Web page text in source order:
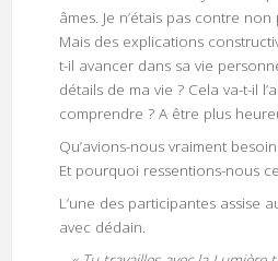
âmes. Je n’étais pas contre
Mais des explications
t-il avancer dans sa vie
détails de ma vie ? Cela va-t-il
comprendre ? A être plus
Qu’avions-nous vraiment
Et pourquoi ressentions-nous
L’une des participantes assise
avec dédain.